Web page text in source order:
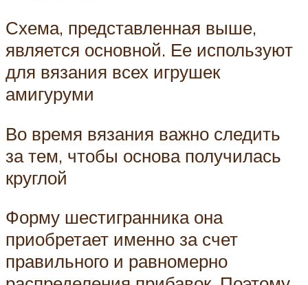
Схема, представленная выше,
является основной. Ее используют
для вязания всех игрушек
амигуруми
Во время вязания важно следить
за тем, чтобы основа получилась
круглой
Форму шестигранника она
приобретает именно за счет
правильного и равномерно